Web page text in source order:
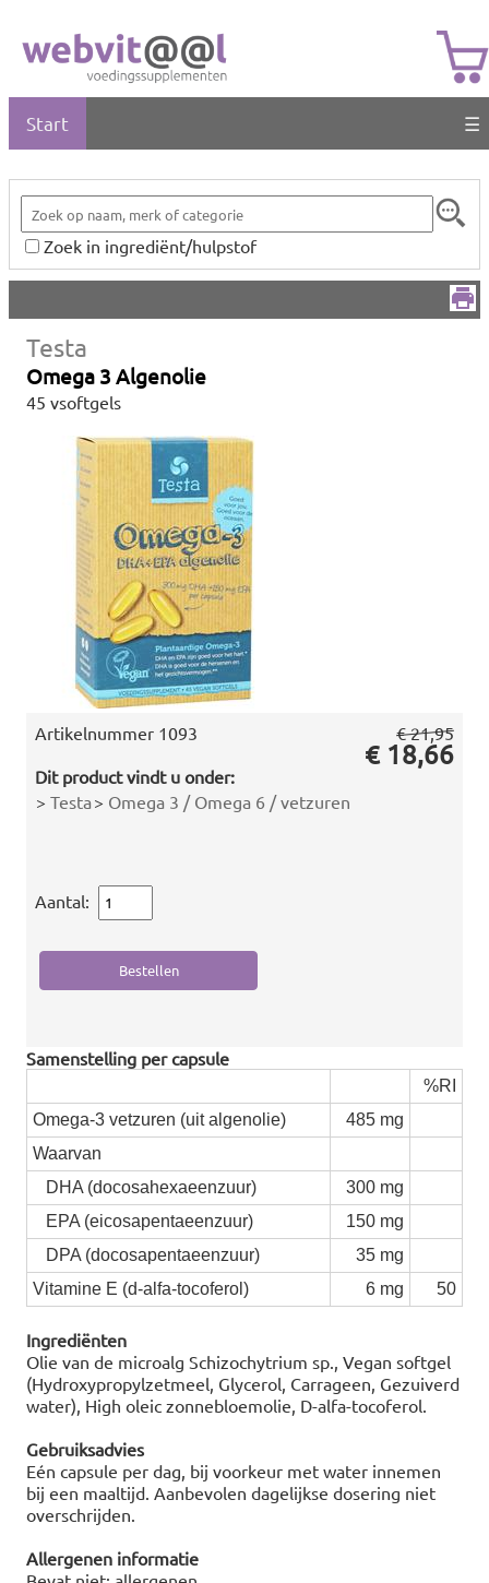
Start ☰
Zoek in ingrediënt/hulpstof
Testa
Omega 3 Algenolie
45 vsoftgels
Artikelnummer 1093
Dit product vindt u onder:
> Testa> Omega 3 / Omega 6 / vetzuren
€ 21,95
€ 18,66
Aantal:
Samenstelling per capsule
%RI
Omega-3 vetzuren (uit algenolie)
485 mg
Waarvan
DHA (docosahexaeenzuur)
300 mg
EPA (eicosapentaeenzuur)
150 mg
DPA (docosapentaeenzuur)
35 mg
Vitamine E (d-alfa-tocoferol)
6 mg 50
Ingrediënten
Olie van de microalg Schizochytrium sp., Vegan softgel
(Hydroxypropylzetmeel, Glycerol, Carrageen, Gezuiverd
water), High oleic zonnebloemolie, D-alfa-tocoferol.
Gebruiksadvies
Eén capsule per dag, bij voorkeur met water innemen
bij een maaltijd. Aanbevolen dagelijkse dosering niet
overschrijden.
Allergenen informatie